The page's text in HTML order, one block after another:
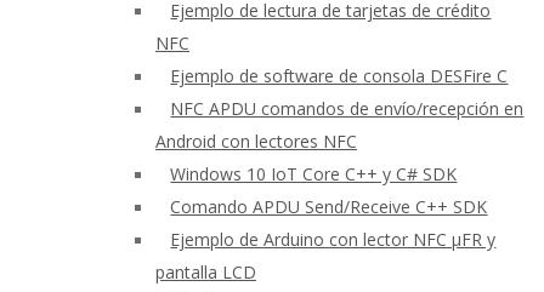
Ejemplo de lectura de tarjetas de crédito
NFC
Ejemplo de software de consola DESFire C
NFC APDU comandos de envío/recepción en
Android con lectores NFC
Windows 10 IoT Core C++ y C# SDK
Comando APDU Send/Receive C++ SDK
Ejemplo de Arduino con lector NFC μFR y
pantalla LCD